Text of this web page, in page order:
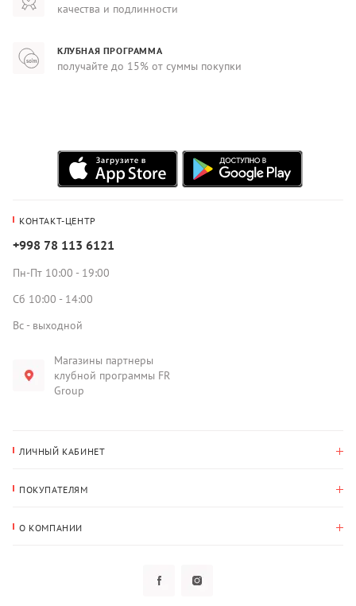
качества и подлинности
КЛУБНАЯ ПРОГРАММА
получайте до 15% от суммы покупки
КОНТАКТ-ЦЕНТР
+998 78 113 6121
Пн-Пт 10:00 - 19:00
Сб 10:00 - 14:00
Вс - выходной
Магазины партнеры
клубной программы FR
Group
ЛИЧНЫЙ КАБИНЕТ
Адрес для доставки
ПОКУПАТЕЛЯМ
О КОМПАНИИ
Политика конфиденциальности